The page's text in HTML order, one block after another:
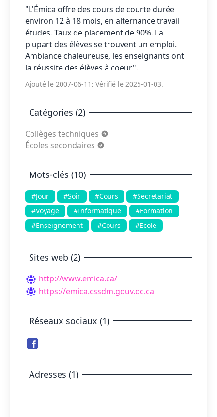
"L'Émica offre des cours de courte durée
environ 12 à 18 mois, en alternance travail
études. Taux de placement de 90%. La
plupart des élèves se trouvent un emploi.
Ambiance chaleureuse, les enseignants ont
la réussite des élèves à coeur".
Ajouté le 2007-06-11; Vérifié le 2025-01-03.
Catégories (2)
Collèges techniques
Écoles secondaires
Mots-clés (10)
#Jour #Soir #Cours
#Secretariat
#Voyage
#Informatique
#Formation
#Enseignement
#Cours #Ecole
Sites web (2)
http://www.emica.ca/
https://emica.cssdm.gouv.qc.ca
Réseaux sociaux (1)
Adresses (1)